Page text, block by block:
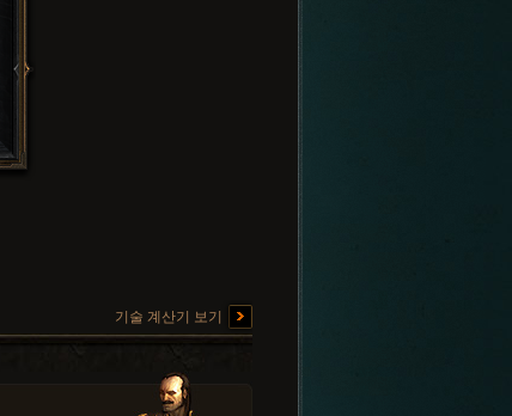
기술 계산기 보기